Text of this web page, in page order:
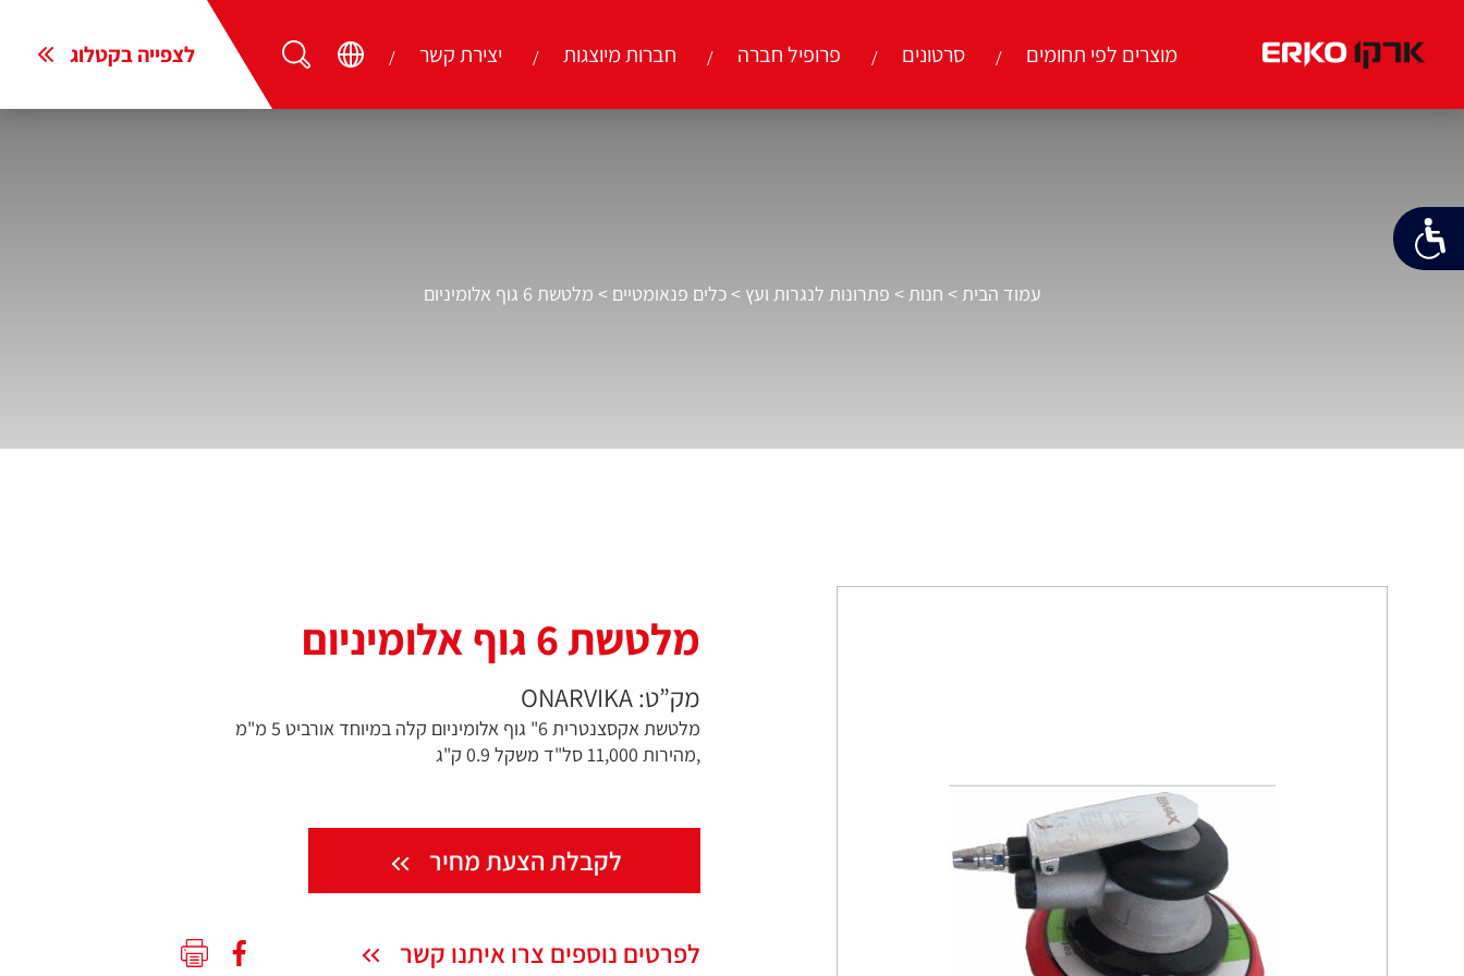
מוצרים לפי תחומים סרטונים פרופיל חברה חברות מיוצגות יצירת קשר לצפייה בקטלוג
עמוד הבית > חנות > פתרונות לנגרות ועץ >כלים פנאומטיים > מלטשת 6 גוף אלומיניום
מלטשת 6 גוף אלומיניום
מק”ט: ONARVIKA
מלטשת אקסצנטרית 6" גוף אלומיניום קלה במיוחד אורביט 5 מ"מ
,מהירות 11,000 סל"ד משקל 0.9 ק"ג
לקבלת הצעת מחיר
לפרטים נוספים צרו איתנו קשר